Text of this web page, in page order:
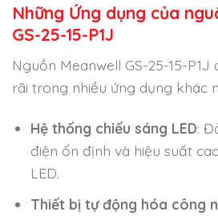
Những Ứng dụng của
GS-25-15-P1J
Nguồn Meanwell GS-25-15-
rãi trong nhiều ứng dụng khác
Hệ thống chiếu sáng LED:
điện ổn định và hiệu suất
LED.
Thiết bị tự động hóa công